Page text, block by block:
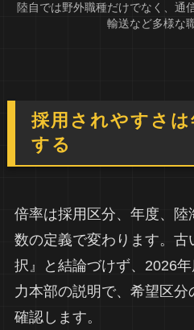
陸自では野外職種だけでなく、通
輸送など多様な
採用されやすさ
する
倍率は採用区分、年度、
数の定義で変わります。古
択』と結論づけず、2026
力本部の説明で、希望区分
確認します。